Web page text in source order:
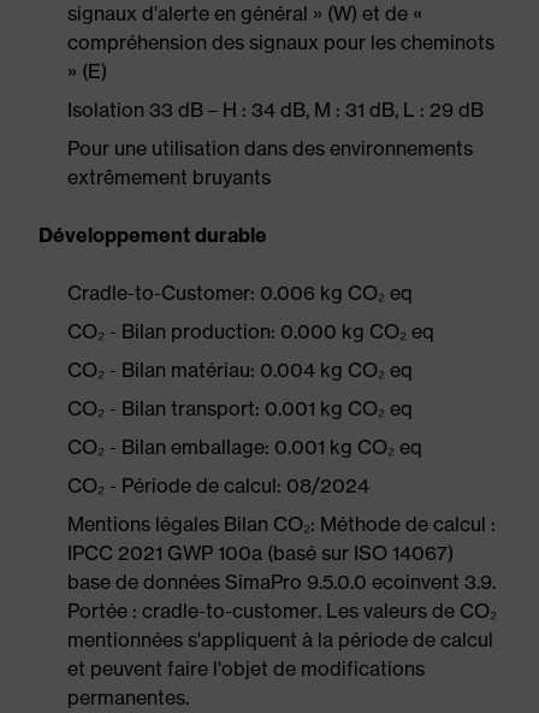
signaux d'alerte en général » (W) et de «
compréhension des signaux pour les cheminots
» (E)
Isolation 33 dB – H : 34 dB, M : 31 dB, L : 29 dB
Pour une utilisation dans des environnements
extrêmement bruyants
Développement durable
Cradle-to-Customer: 0.006 kg CO₂ eq
CO₂ - Bilan production: 0.000 kg CO₂ eq
CO₂ - Bilan matériau: 0.004 kg CO₂ eq
CO₂ - Bilan transport: 0.001 kg CO₂ eq
CO₂ - Bilan emballage: 0.001 kg CO₂ eq
CO₂ - Période de calcul: 08/2024
Mentions légales Bilan CO₂: Méthode de calcul :
IPCC 2021 GWP 100a (basé sur ISO 14067)
base de données SimaPro 9.5.0.0 ecoinvent 3.9.
Portée : cradle-to-customer. Les valeurs de CO₂
mentionnées s'appliquent à la période de calcul
et peuvent faire l'objet de modifications
permanentes.